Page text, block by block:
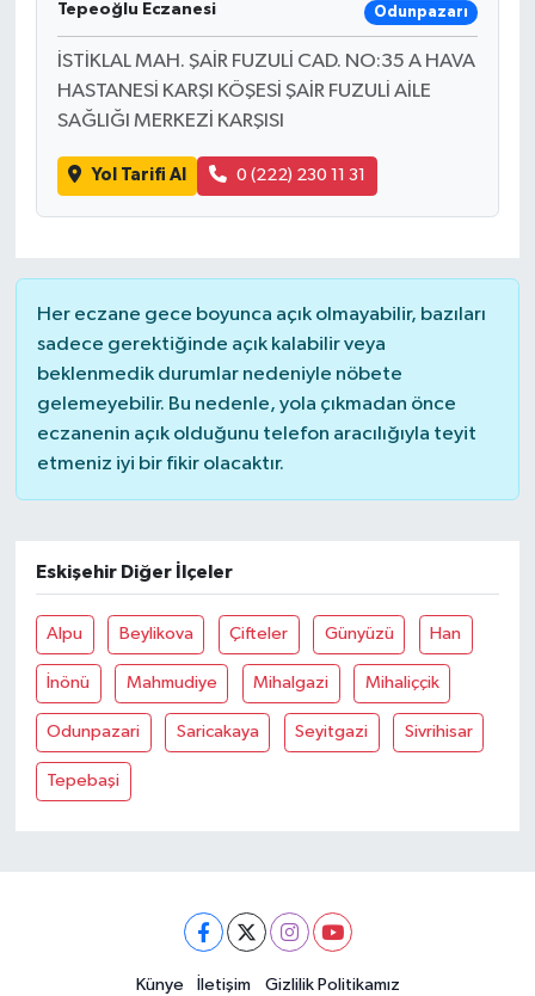
Tepeoğlu Eczanesi Odunpazarı
İSTİKLAL MAH. ŞAİR FUZULİ CAD. NO:35 A HAVA
HASTANESİ KARŞI KÖŞESİ ŞAİR FUZULİ AİLE
SAĞLIĞI MERKEZİ KARŞISI
Yol Tarifi Al 0 (222) 230 11 31
Her eczane gece boyunca açık olmayabilir, bazıları
sadece gerektiğinde açık kalabilir veya
beklenmedik durumlar nedeniyle nöbete
gelemeyebilir. Bu nedenle, yola çıkmadan önce
eczanenin açık olduğunu telefon aracılığıyla teyit
etmeniz iyi bir fikir olacaktır.
Eskişehir Diğer İlçeler
Alpu Beylikova Çifteler Günyüzü Han
İnönü Mahmudiye Mihalgazi Mihaliççik
Odunpazari Saricakaya Seyitgazi Sivrihisar
Tepebaşi
Künye İletişim Gizlilik Politikamız